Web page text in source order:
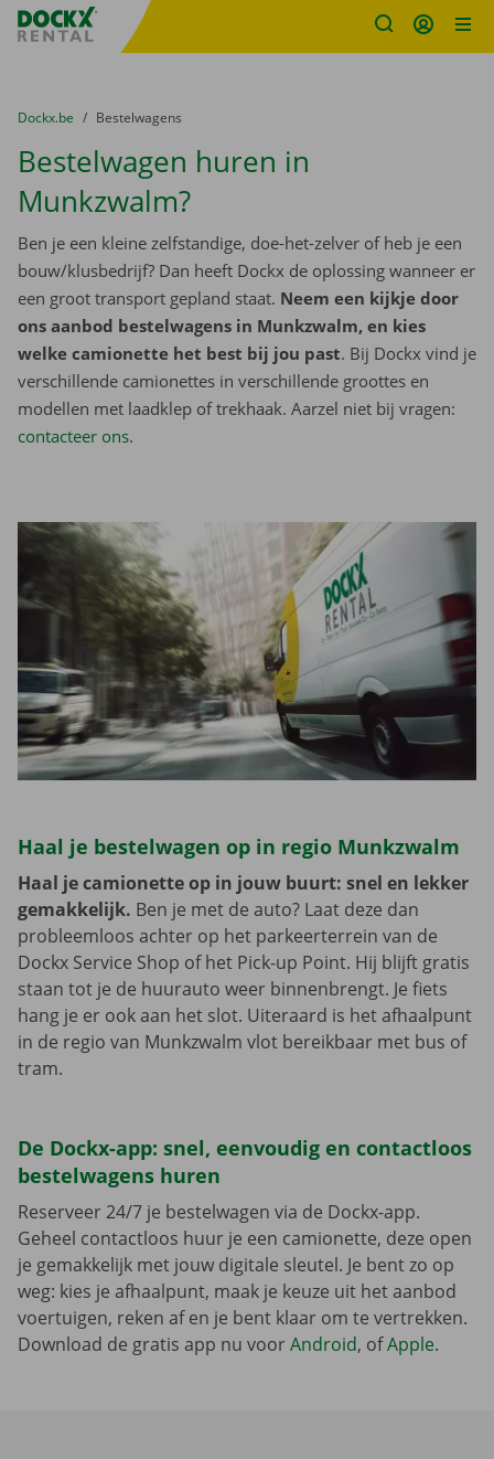
Fratello DEMO
U bevindt zich hier:
van
Dockx.be naar
Bestelwagens
Bestelwagen huren in
Munkzwalm?
Ben je een kleine zelfstandige, doe-het-zelver of heb je een
bouw/klusbedrijf? Dan heeft Dockx de oplossing wanneer er
een groot transport gepland staat. Neem een kijkje door
ons aanbod bestelwagens in Munkzwalm, en kies
welke camionette het best bij jou past. Bij Dockx vind je
verschillende camionettes in verschillende groottes en
modellen met laadklep of trekhaak. Aarzel niet bij vragen:
contacteer ons.
Haal je bestelwagen op in regio Munkzwalm
Haal je camionette op in jouw buurt: snel en lekker
gemakkelijk. Ben je met de auto? Laat deze dan
probleemloos achter op het parkeerterrein van de
Dockx Service Shop of het Pick-up Point. Hij blijft gratis
staan tot je de huurauto weer binnenbrengt. Je fiets
hang je er ook aan het slot. Uiteraard is het afhaalpunt
in de regio van Munkzwalm vlot bereikbaar met bus of
tram.
De Dockx-app: snel, eenvoudig en contactloos
bestelwagens huren
Reserveer 24/7 je bestelwagen via de Dockx-app.
Geheel contactloos huur je een camionette, deze open
je gemakkelijk met jouw digitale sleutel. Je bent zo op
weg: kies je afhaalpunt, maak je keuze uit het aanbod
voertuigen, reken af en je bent klaar om te vertrekken.
Download de gratis app nu voorAndroid, ofApple.